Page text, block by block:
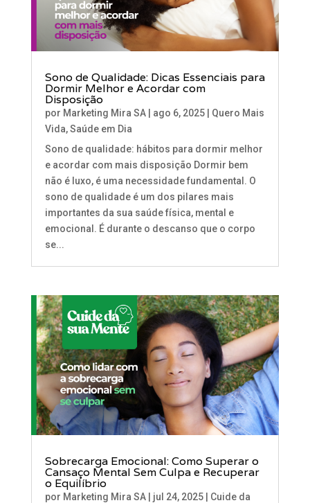
Sono de Qualidade: Dicas Essenciais para
Dormir Melhor e Acordar com
Disposição
por Marketing Mira SA| ago 6, 2025| Quero Mais
Vida,Saúde em Dia
Sono de qualidade: hábitos para dormir melhor
e acordar com mais disposição Dormir bem
não é luxo, é uma necessidade fundamental. O
sono de qualidade é um dos pilares mais
importantes da sua saúde física, mental e
emocional. É durante o descanso que o corpo
se...
Sobrecarga Emocional: Como Superar o
Cansaço Mental Sem Culpa e Recuperar
o Equilíbrio
por Marketing Mira SA| jul 24, 2025| Cuide da